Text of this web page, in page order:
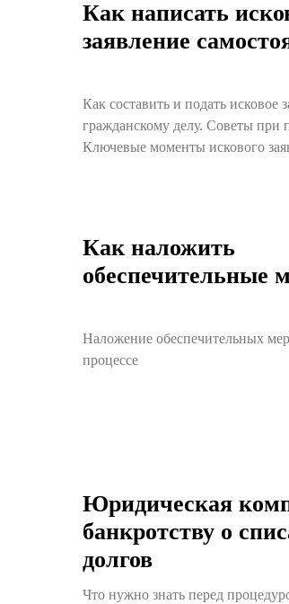
Как написать
заявление
Как составить и подать исковое
гражданскому делу. Советы при
Ключевые моменты искового
Как наложить
обеспечительные
Наложение обеспечительных
процессе
Юридическая
банкротству о
долгов
Что нужно знать перед